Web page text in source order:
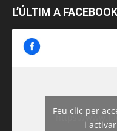
L’ÚLTIM A FACEBOOK
https://
Feu clic per
i